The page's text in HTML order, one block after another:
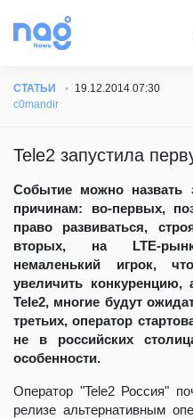
СТАТЬИ
19.12.2014 07:30
c0mandir
Tele2 запустила
Событие можно назвать
причинам: во-первых,
право развиваться,
вторых, на LTE-
немаленький игрок,
увеличить конкуренцию,
Tele2, многие будут
третьих, оператор
не в российских
особенности.
Оператор "Tele2 Россия"
релизе альтернативным